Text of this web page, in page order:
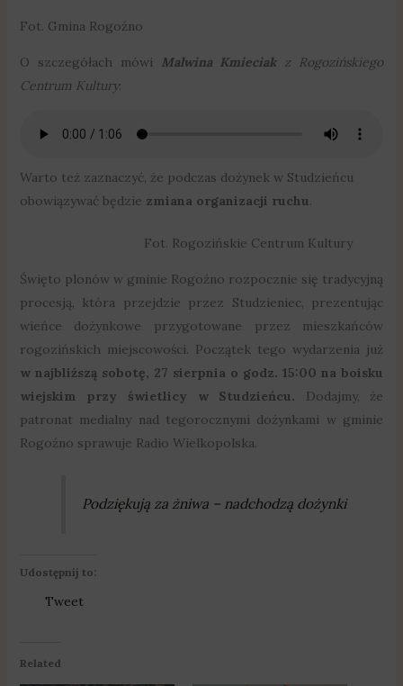
Fot. Gmina Rogoźno
O szczegółach mówi Malwina Kmieciakz Rogozińskiego
Centrum Kultury:
Warto też zaznaczyć, że podczas dożynek w Studzieńcu
obowiązywać będzie zmiana organizacji ruchu.
Fot. Rogozińskie Centrum Kultury
Święto plonów w gminie Rogoźno rozpocznie się tradycyjną
procesją, która przejdzie przez Studzieniec, prezentując
wieńce dożynkowe przygotowane przez mieszkańców
rogozińskich miejscowości. Początek tego wydarzenia już
w najbliższą sobotę, 27 sierpnia o godz. 15:00 na boisku
wiejskim przy świetlicy w Studzieńcu. Dodajmy, że
patronat medialny nad tegorocznymi dożynkami w gminie
Rogoźno sprawuje Radio Wielkopolska.
Podziękują za żniwa – nadchodzą dożynki
Udostępnij to:
Tweet
Related